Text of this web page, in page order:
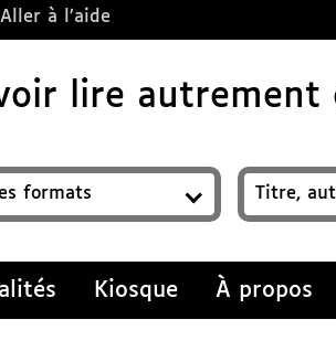
Aller à l’aide
lire
un titre, auteur, ISBN, sujet…
Kiosque À propos